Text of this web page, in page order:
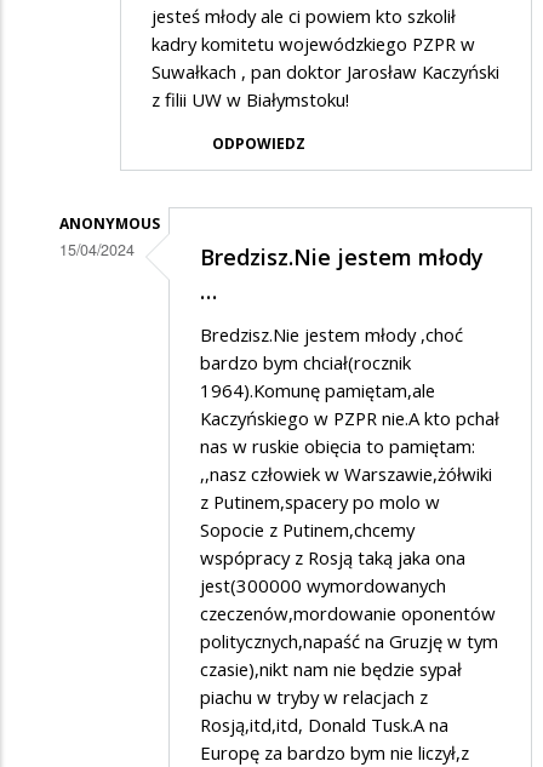
jesteś młody ale ci powiem kto szkolił
kadry komitetu wojewódzkiego PZPR w
Suwałkach , pan doktor Jarosław Kaczyński
z filii UW w Białymstoku!
ODPOWIEDZ
ANONYMOUS
15/04/2024
Bredzisz.Nie jestem młody
…
Bredzisz.Nie jestem młody ,choć
bardzo bym chciał(rocznik
1964).Komunę pamiętam,ale
Kaczyńskiego w PZPR nie.A kto pchał
nas w ruskie obięcia to pamiętam:
,,nasz człowiek w Warszawie,żółwiki
z Putinem,spacery po molo w
Sopocie z Putinem,chcemy
wspópracy z Rosją taką jaka ona
jest(300000 wymordowanych
czeczenów,mordowanie oponentów
politycznych,napaść na Gruzję w tym
czasie),nikt nam nie będzie sypał
piachu w tryby w relacjach z
Rosją,itd,itd, Donald Tusk.A na
Europę za bardzo bym nie liczył,z